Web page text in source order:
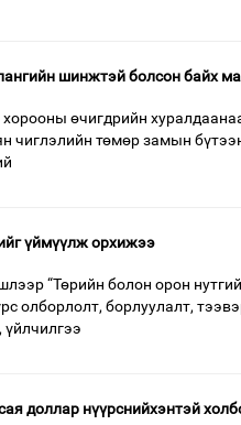
шинжтэй болсон байх
өчигдрийн
чиглэлийн төмөр замын
үймүүлж орхижээ
“Төрийн болон орон
олборлолт, борлуулалт,
доллар нүүрснийхэнтэй